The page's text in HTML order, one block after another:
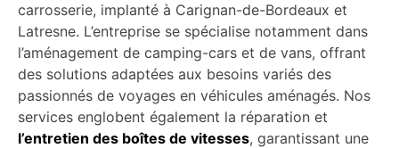
carrosserie, implanté à Carignan-de-Bordeaux et
Latresne. L’entreprise se spécialise notamment dans
l’aménagement de camping-cars et de vans, offrant
des solutions adaptées aux besoins variés des
passionnés de voyages en véhicules aménagés. Nos
services englobent également la réparation et
l’entretien des boîtes de vitesses, garantissant une